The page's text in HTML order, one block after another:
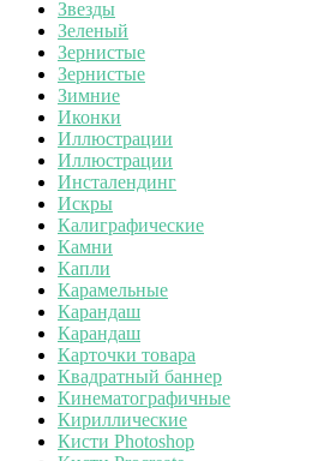
Звезды
Зеленый
Зернистые
Зернистые
Зимние
Иконки
Иллюстрации
Иллюстрации
Инсталендинг
Искры
Калиграфические
Камни
Капли
Карамельные
Карандаш
Карандаш
Карточки товара
Квадратный баннер
Кинематографичные
Кириллические
Кисти Photoshop